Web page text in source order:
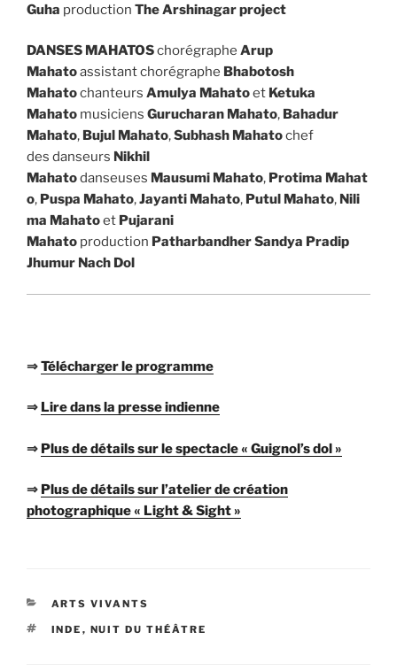
Guha production The Arshinagar project
DANSES MAHATOSchorégraphe Arup
Mahatoassistant chorégraphe Bhabotosh
Mahatochanteurs Amulya Mahatoet Ketuka
Mahato musiciens Gurucharan Mahato, Bahadur
Mahato, Bujul Mahato,Subhash Mahatochef
des danseurs Nikhil
Mahatodanseuses Mausumi Mahato, Protima Mahat
o, Puspa Mahato,Jayanti Mahato, Putul Mahato, Nili
ma Mahatoet Pujarani
Mahato production Patharbandher Sandya Pradip
Jhumur Nach Dol
⇒Télécharger le programme
⇒ Lire dans la presse indienne
⇒ Plus de détails sur le spectacle « Guignol’s dol »
⇒ Plus de détails sur l’atelier de création
photographique « Light & Sight »
CATÉGORIES
ARTS VIVANTS
ÉTIQUETTES
INDE , NUIT DU THÉÂTRE